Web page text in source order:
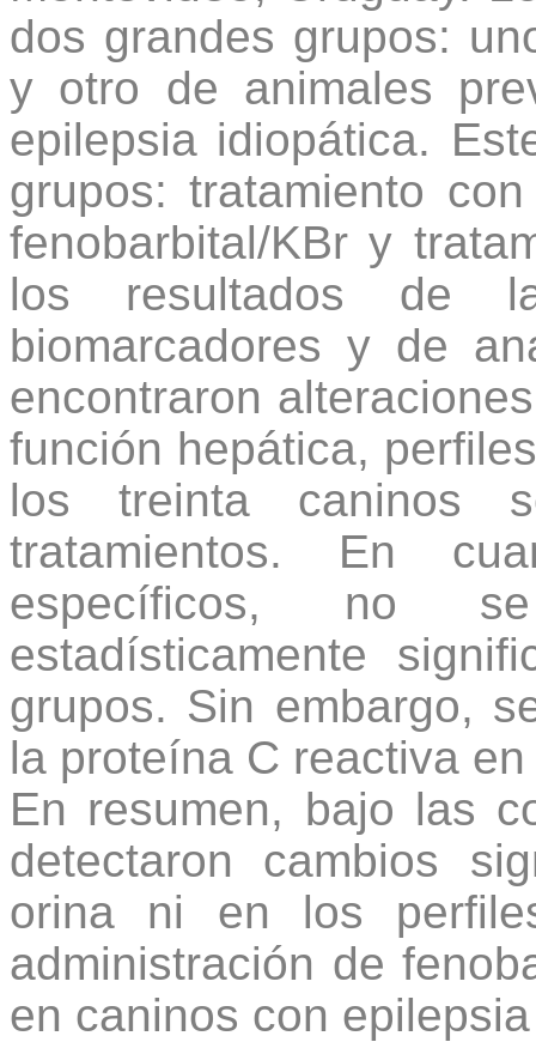
dos grandes grupos:
y otro de animales
epilepsia idiopática.
grupos: tratamiento
fenobarbital/KBr y
los resultados de
biomarcadores y de
encontraron
función hepática,
los treinta caninos
tratamientos. En
específicos, no se
estadísticamente
grupos. Sin embargo,
la proteína C reactiva
En resumen, bajo las
detectaron cambios
orina ni en los
administración de
en caninos con